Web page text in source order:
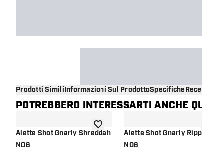
Prodotti SimiliInformazioni Sul ProdottoSpecifiche
POTREBBERO INTERESSARTI ANCHE
Alette Shot Gnarly Shreddah
NO6
aggiungi alla lista dei desideri
Alette Shot Gnarly
NO6